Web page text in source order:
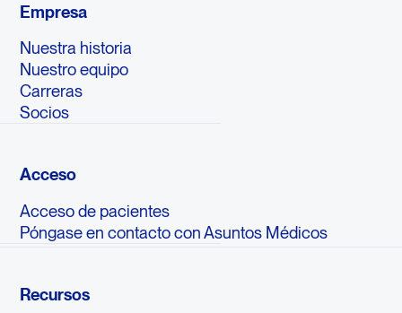
Empresa
Nuestra historia
Nuestro equipo
Carreras
Socios
Acceso
Acceso de pacientes
Póngase en contacto con Asuntos Médicos
Recursos